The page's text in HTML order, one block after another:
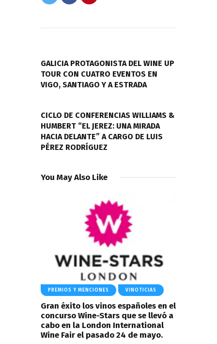
entradas
GALICIA PROTAGONISTA DEL WINE UP
TOUR CON CUATRO EVENTOS EN
VIGO, SANTIAGO Y A ESTRADA
CICLO DE CONFERENCIAS WILLIAMS &
HUMBERT “EL JEREZ: UNA MIRADA
HACIA DELANTE” A CARGO DE LUIS
PÉREZ RODRÍGUEZ
You May Also Like
PREMIOS Y MENCIONES VINOTICIAS
Gran éxito los vinos españoles en el
concurso Wine-Stars que se llevó a
cabo en la London International
Wine Fair el pasado 24 de mayo.